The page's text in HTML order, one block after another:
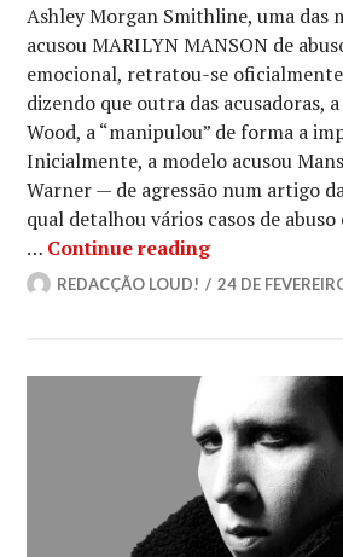
Ashley Morgan Smithline, uma das
acusou MARILYN MANSON de
emocional, retratou-se oficialmente
dizendo que outra das acusadoras,
Wood, a “manipulou” de forma a
Inicialmente, a modelo acusou
Warner — de agressão num artigo
qual detalhou vários casos de
… Continue readingMARILYN
REDACÇÃO LOUD! 24 DE